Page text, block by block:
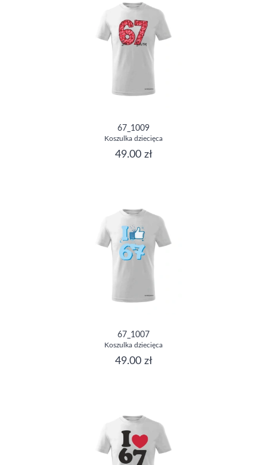
67_1009
Koszulka dziecięca
49.00 zł
67_1007
Koszulka dziecięca
49.00 zł